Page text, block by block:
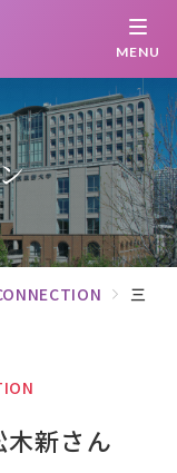
MENU
探 す 繋がる
いて
三
新さん